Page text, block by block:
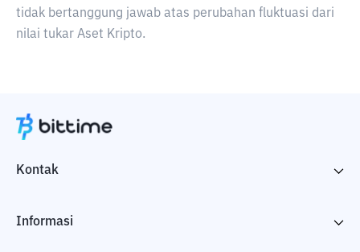
tidak bertanggung jawab atas perubahan fluktuasi dari
nilai tukar Aset Kripto.
Kontak
Informasi